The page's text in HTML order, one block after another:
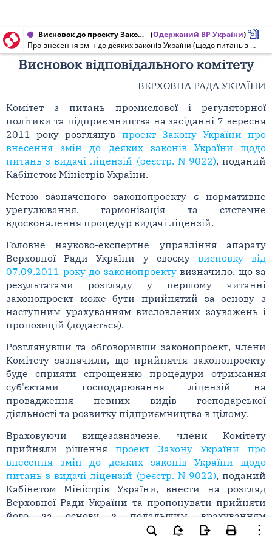
Висновок до проекту Закону України від 07.09.2011 № 9022 (Одержаний ВР України)
Про внесення змін до деяких законів України (щодо питань з видачі ліцензій)